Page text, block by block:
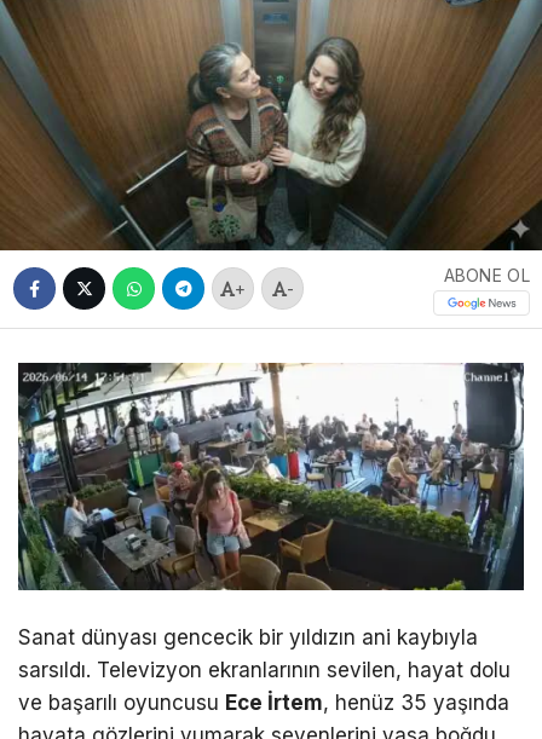
+ -
ABONE OL
Sanat dünyası gencecik bir yıldızın ani kaybıyla
sarsıldı. Televizyon ekranlarının sevilen, hayat dolu
ve başarılı oyuncusu Ece İrtem, henüz 35 yaşında